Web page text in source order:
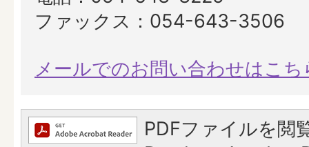
ファックス：054-643-3506
メールでのお問い合わせはこち
PDFファイルを閲